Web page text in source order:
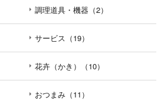
調理道具・機器（2）
サービス（19）
花卉（かき）（10）
おつまみ（11）